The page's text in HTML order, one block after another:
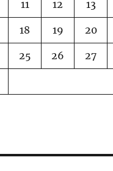
11 12 13
18 19 20
25 26 27